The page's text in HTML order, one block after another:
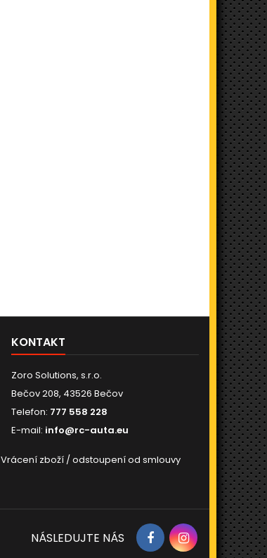
KONTAKT
Zoro Solutions, s.r.o.
Bečov 208, 43526 Bečov
Telefon: 777 558 228
E-mail: info@rc-auta.eu
Vrácení zboží / odstoupení od smlouvy
NÁSLEDUJTE NÁS